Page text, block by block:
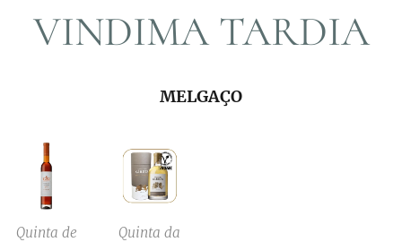
VINDIMA TARDIA
MELGAÇO
Quinta de
Quinta da